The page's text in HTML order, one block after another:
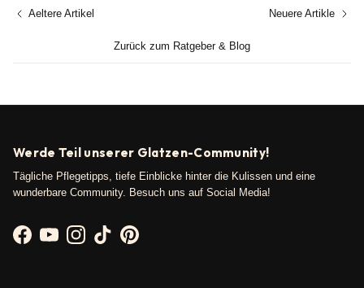
Aeltere Artikel
Zurück zum Ratgeber & Blog
Neuere Artikle
Werde Teil unserer Glatzen-Community!
Tägliche Pflegetipps, tiefe Einblicke hinter die Kulissen und eine
wunderbare Community. Besuch uns auf Social Media!
FacebookYouTubeInstagram
TikTokPinterest